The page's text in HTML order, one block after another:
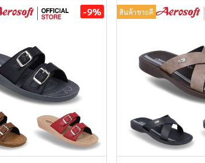
-9% สินค้าขายดี